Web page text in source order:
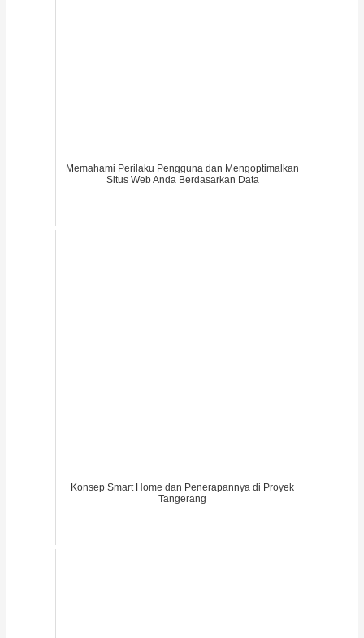
Memahami Perilaku Pengguna dan Mengoptimalkan
Situs Web Anda Berdasarkan Data
Konsep Smart Home dan Penerapannya di Proyek
Tangerang